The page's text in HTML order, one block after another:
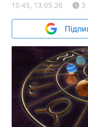
15:45, 13.05.26 3